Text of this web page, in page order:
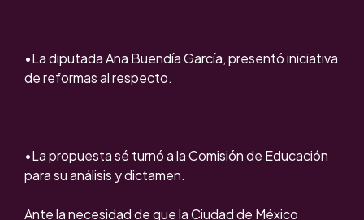
•La diputada Ana Buendía García, presentó iniciativa
de reformas al respecto.
•La propuesta sé turnó a la Comisión de Educación
para su análisis y dictamen.
Ante la necesidad de que la Ciudad de México